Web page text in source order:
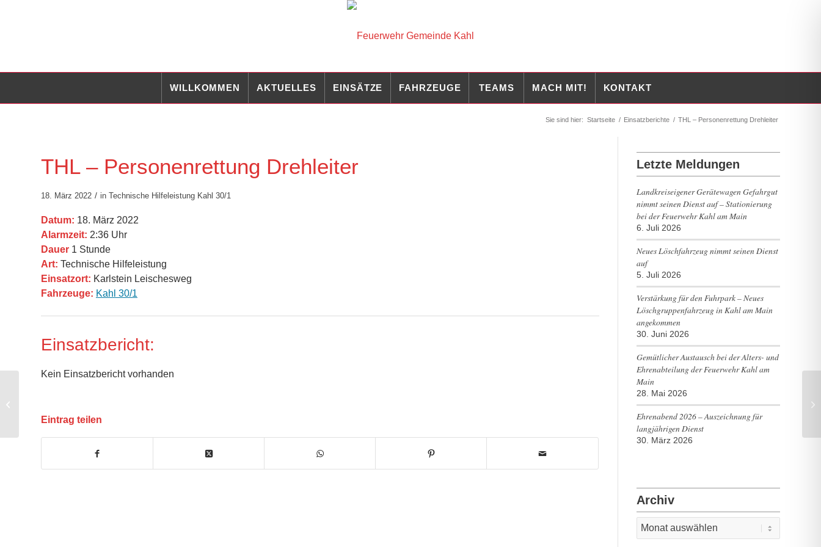
WILLKOMMEN AKTUELLES EINSÄTZE FAHRZEUGE TEAMS MACH MIT! KONTAKT
Sie sind hier: Startseite / Einsatzberichte / THL – Personenrettung Drehleiter
THL – Personenrettung Drehleiter
18. März 2022 / in Technische Hilfeleistung Kahl 30/1
Datum: 18. März 2022
Alarmzeit: 2:36 Uhr
Dauer 1 Stunde
Art: Technische Hilfeleistung
Einsatzort: Karlstein Leischesweg
Fahrzeuge: Kahl 30/1
Einsatzbericht:
Kein Einsatzbericht vorhanden
Eintrag teilen
Letzte Meldungen
Landkreiseigener Gerätewagen Gefahrgut
nimmt seinen Dienst auf – Stationierung
bei der Feuerwehr Kahl am Main
6. Juli 2026
Neues Löschfahrzeug nimmt seinen Dienst
auf
5. Juli 2026
Verstärkung für den Fuhrpark – Neues
Löschgruppenfahrzeug in Kahl am Main
angekommen
30. Juni 2026
Gemütlicher Austausch bei der Alters- und
Ehrenabteilung der Feuerwehr Kahl am
Main
28. Mai 2026
Ehrenabend 2026 – Auszeichnung für
langjährigen Dienst
30. März 2026
Archiv